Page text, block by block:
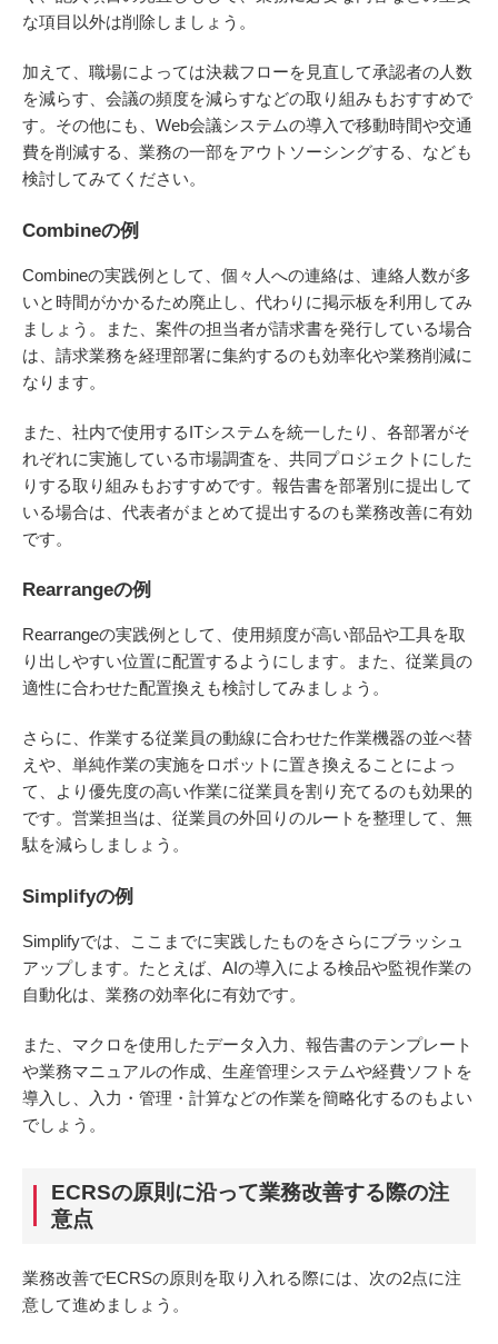
な項目以外は削除しましょう。
加えて、職場によっては決裁フローを見直して承認者の人数
を減らす、会議の頻度を減らすなどの取り組みもおすすめで
す。その他にも、Web会議システムの導入で移動時間や交通
費を削減する、業務の一部をアウトソーシングする、なども
検討してみてください。
Combineの例
Combineの実践例として、個々人への連絡は、連絡人数が多
いと時間がかかるため廃止し、代わりに掲示板を利用してみ
ましょう。また、案件の担当者が請求書を発行している場合
は、請求業務を経理部署に集約するのも効率化や業務削減に
なります。
また、社内で使用するITシステムを統一したり、各部署がそ
れぞれに実施している市場調査を、共同プロジェクトにした
りする取り組みもおすすめです。報告書を部署別に提出して
いる場合は、代表者がまとめて提出するのも業務改善に有効
です。
Rearrangeの例
Rearrangeの実践例として、使用頻度が高い部品や工具を取
り出しやすい位置に配置するようにします。また、従業員の
適性に合わせた配置換えも検討してみましょう。
さらに、作業する従業員の動線に合わせた作業機器の並べ替
えや、単純作業の実施をロボットに置き換えることによっ
て、より優先度の高い作業に従業員を割り充てるのも効果的
です。営業担当は、従業員の外回りのルートを整理して、無
駄を減らしましょう。
Simplifyの例
Simplifyでは、ここまでに実践したものをさらにブラッシュ
アップします。たとえば、AIの導入による検品や監視作業の
自動化は、業務の効率化に有効です。
また、マクロを使用したデータ入力、報告書のテンプレート
や業務マニュアルの作成、生産管理システムや経費ソフトを
導入し、入力・管理・計算などの作業を簡略化するのもよい
でしょう。
ECRSの原則に沿って業務改善する際の注
意点
業務改善でECRSの原則を取り入れる際には、次の2点に注
意して進めましょう。